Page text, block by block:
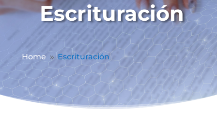
Escrituración
Home 9 Escrituración